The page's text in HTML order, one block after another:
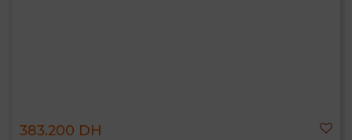
383.200 DH